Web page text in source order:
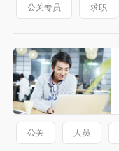
公关专员 求职
公关 人员